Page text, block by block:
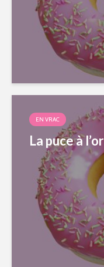
EN VRAC
La puce à